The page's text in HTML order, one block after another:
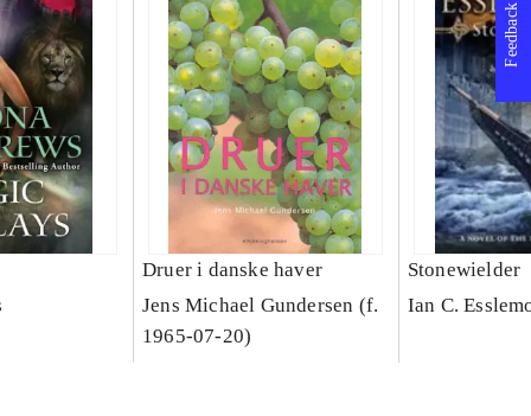
Druer i danske haver
Jens Michael Gundersen (f.
1965-07-20)
Stonewielder
Ian C.
Feedback